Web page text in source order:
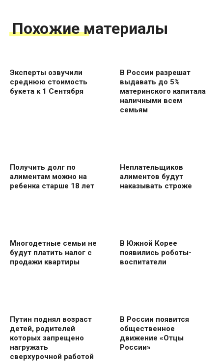
Похожие материалы
Эксперты озвучили
среднюю стоимость
букета к 1 Сентября
В России разрешат
выдавать до 5%
материнского капитала
наличными всем
семьям
Получить долг по
алиментам можно на
ребенка старше 18 лет
Неплательщиков
алиментов будут
наказывать строже
Многодетные семьи не
будут платить налог с
продажи квартиры
В Южной Корее
появились роботы-
воспитатели
Путин поднял возраст
детей, родителей
которых запрещено
нагружать
сверхурочной работой
В России появится
общественное
движение «Отцы
России»